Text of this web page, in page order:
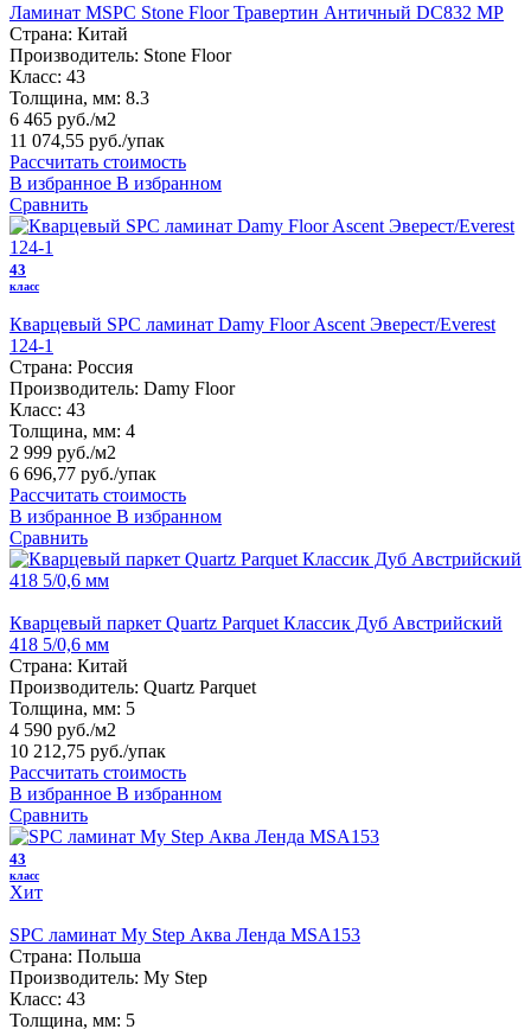
Ламинат MSPC Stone Floor Травертин Античный DC832 MP
Страна: Китай
Производитель: Stone Floor
Класс: 43
Толщина, мм: 8.3
6 465 руб./м2
11 074,55 руб./упак
Рассчитать стоимость
В избранное В избранном
Сравнить
43
класс
Кварцевый SPC ламинат Damy Floor Ascent Эверест/Everest
124-1
Страна: Россия
Производитель: Damy Floor
Класс: 43
Толщина, мм: 4
2 999 руб./м2
6 696,77 руб./упак
Рассчитать стоимость
В избранное В избранном
Сравнить
Кварцевый паркет Quartz Parquet Классик Дуб Австрийский
418 5/0,6 мм
Страна: Китай
Производитель: Quartz Parquet
Толщина, мм: 5
4 590 руб./м2
10 212,75 руб./упак
Рассчитать стоимость
В избранное В избранном
Сравнить
43
класс
Хит
SPC ламинат My Step Аква Ленда MSA153
Страна: Польша
Производитель: My Step
Класс: 43
Толщина, мм: 5